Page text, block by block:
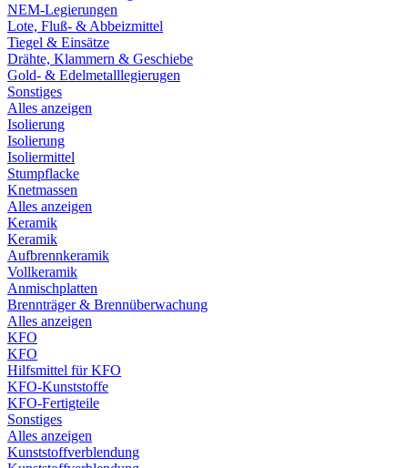
NEM-Legierungen
Lote, Fluß- & Abbeizmittel
Tiegel & Einsätze
Drähte, Klammern & Geschiebe
Gold- & Edelmetalllegierugen
Sonstiges
Alles anzeigen
Isolierung
Isolierung
Isoliermittel
Stumpflacke
Knetmassen
Alles anzeigen
Keramik
Keramik
Aufbrennkeramik
Vollkeramik
Anmischplatten
Brennträger & Brennüberwachung
Alles anzeigen
KFO
KFO
Hilfsmittel für KFO
KFO-Kunststoffe
KFO-Fertigteile
Sonstiges
Alles anzeigen
Kunststoffverblendung